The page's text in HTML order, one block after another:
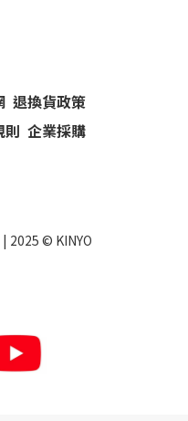
退換貨政策
則 企業採購
| 2025 © KINYO